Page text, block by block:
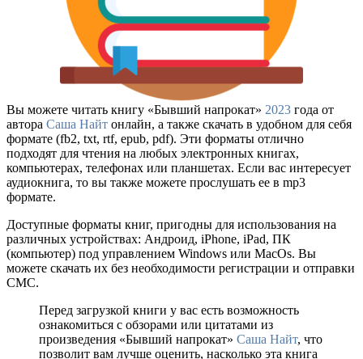
Вы можете читать книгу «Бывший напрокат» 2023 года от
автора Саша Найт онлайн, а также скачать в удобном для себя
формате (fb2, txt, rtf, epub, pdf). Эти форматы отлично
подходят для чтения на любых электронных книгах,
компьютерах, телефонах или планшетах. Если вас интересует
аудиокнига, то вы также можете прослушать ее в mp3
формате.
Доступные форматы книг, пригодны для использования на
различных устройствах: Андроид, iPhone, iPad, ПК
(компьютер) под управлением Windows или MacOs. Вы
можете скачать их без необходимости регистрации и отправки
СМС.
Перед загрузкой книги у вас есть возможность
ознакомиться с обзорами или цитатами из
произведения «Бывший напрокат» Саша Найт, что
позволит вам лучше оценить, насколько эта книга